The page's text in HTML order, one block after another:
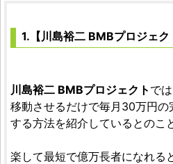
1.【川島裕二 BMBプロジェク
川島裕二 BMBプロジェクト で
移動させるだけで毎月30万円の
する方法を紹介しているとのこ
楽して最短で億万長者になれる